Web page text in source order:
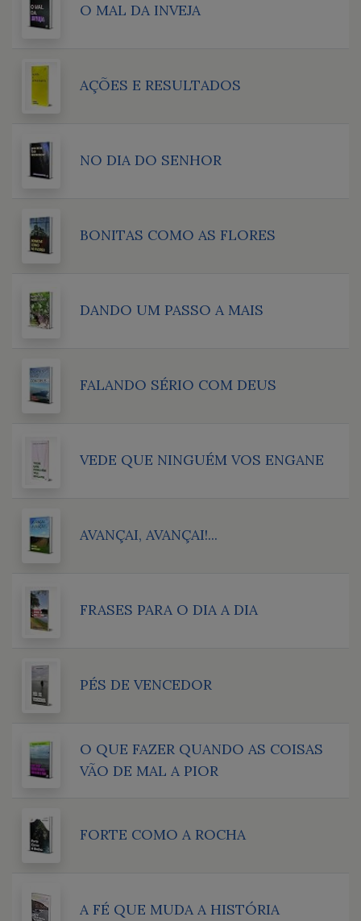
O MAL DA INVEJA
AÇÕES E RESULTADOS
NO DIA DO SENHOR
BONITAS COMO AS FLORES
DANDO UM PASSO A MAIS
FALANDO SÉRIO COM DEUS
VEDE QUE NINGUÉM VOS ENGANE
AVANÇAI, AVANÇAI!...
FRASES PARA O DIA A DIA
PÉS DE VENCEDOR
O QUE FAZER QUANDO AS COISAS
VÃO DE MAL A PIOR
FORTE COMO A ROCHA
A FÉ QUE MUDA A HISTÓRIA